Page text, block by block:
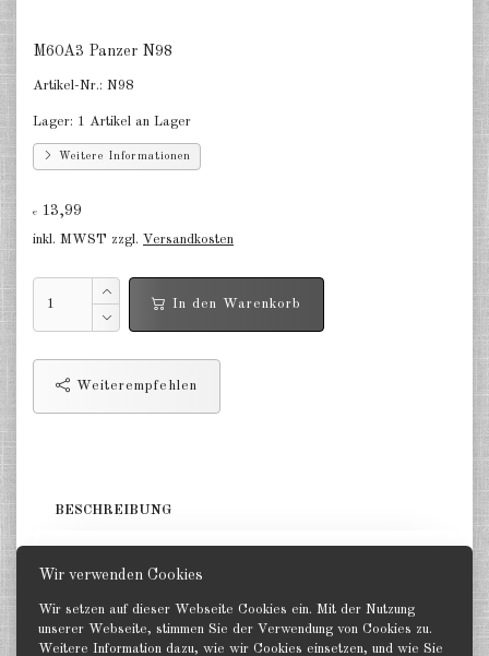
Wir verwenden Cookies
Wir setzen auf dieser Webseite Cookies ein. Mit der Nutzung
unserer Webseite, stimmen Sie der Verwendung von Cookies zu.
Weitere Information dazu, wie wir Cookies einsetzen, und wie Sie
1:285
Frankreich & Niederlande 1:285
Israel 1:285
Nord Korea 1:285
Türkei 1:285
Länder verschiedene 1:285
Vietnam Krieg 1:285
M60A3 Panzer N98
Artikel-Nr.: N98
Lager: 1 Artikel an Lager
Weitere Informationen
€ 13,99
inkl. MWST zzgl. Versandkosten
In den Warenkorb
Weiterempfehlen
BESCHREIBUNG